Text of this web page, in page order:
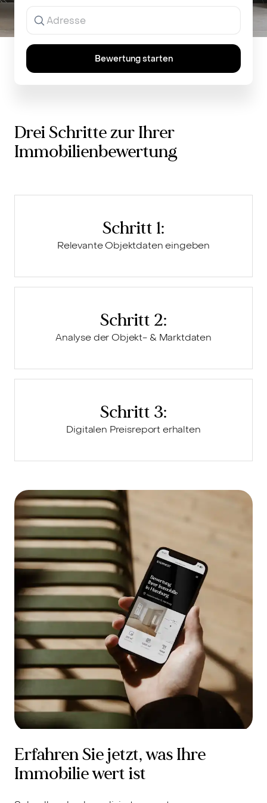
werden
der
Eingabe
angezeigt.
Bewertung starten
Drei Schritte zur Ihrer
Immobilienbewertung
Schritt 1:
Relevante Objektdaten eingeben
Schritt 2:
Analyse der Objekt- & Marktdaten
Schritt 3:
Digitalen Preisreport erhalten
Erfahren Sie jetzt, was Ihre
Immobilie wert ist